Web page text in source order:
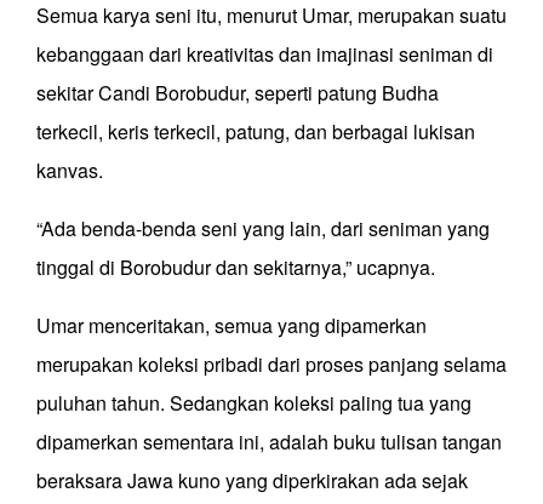
Semua karya seni itu, menurut Umar, merupakan suatu
kebanggaan dari kreativitas dan imajinasi seniman di
sekitar Candi Borobudur, seperti patung Budha
terkecil, keris terkecil, patung, dan berbagai lukisan
kanvas.
“Ada benda-benda seni yang lain, dari seniman yang
tinggal di Borobudur dan sekitarnya,” ucapnya.
Umar menceritakan, semua yang dipamerkan
merupakan koleksi pribadi dari proses panjang selama
puluhan tahun. Sedangkan koleksi paling tua yang
dipamerkan sementara ini, adalah buku tulisan tangan
beraksara Jawa kuno yang diperkirakan ada sejak